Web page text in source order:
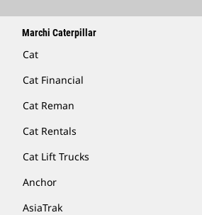
Marchi Caterpillar
Cat
Cat Financial
Cat Reman
Cat Rentals
Cat Lift Trucks
Anchor
AsiaTrak